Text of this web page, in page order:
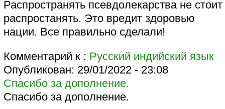
Распространять псевдолекарства не стоит
распростанять. Это вредит здоровью
нации. Все правильно сделали!
Комментарий к : Русский индийский язык
Опубликован: 29/01/2022 - 23:08
Спасибо за дополнение.
Спасибо за дополнение.